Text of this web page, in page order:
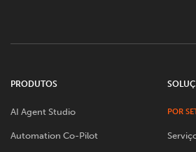
PRODUTOS
AI Agent Studio
Automation Co-Pilot
POR